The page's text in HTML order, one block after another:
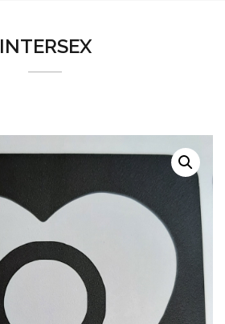
INTERSEX